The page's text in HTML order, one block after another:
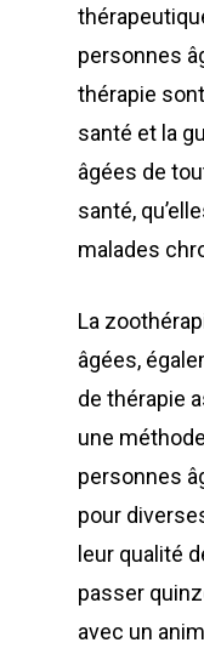
personnes
thérapie
santé et la
âgées de
santé,
malades
La
âgées,
de thérapie
une
personnes
pour
leur qualité
passer
avec un